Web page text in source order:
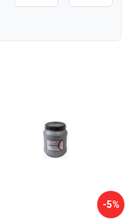
-5%